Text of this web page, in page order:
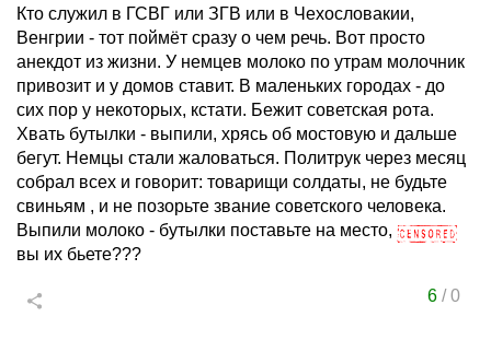
Кто служил в ГСВГ или ЗГВ или в Чехословакии,
Венгрии - тот поймёт сразу о чем речь. Вот просто
анекдот из жизни. У немцев молоко по утрам молочник
привозит и у домов ставит. В маленьких городах - до
сих пор у некоторых, кстати. Бежит советская рота.
Хвать бутылки - выпили, хрясь об мостовую и дальше
бегут. Немцы стали жаловаться. Политрук через месяц
собрал всех и говорит: товарищи солдаты, не будьте
свиньям , и не позорьте звание советского человека.
Выпили молоко - бутылки поставьте на место,
вы их бьете???
6/0